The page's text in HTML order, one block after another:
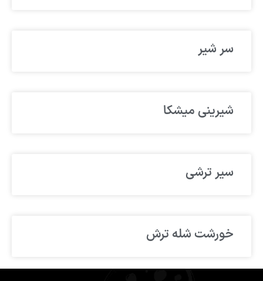
سر شیر
شیرینی میشکا
سیر ترشی
خورشت شله ترش